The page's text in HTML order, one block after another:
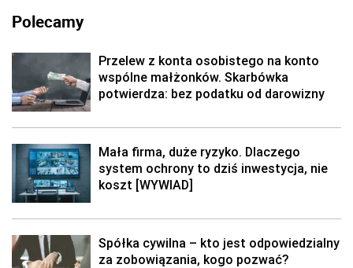
Polecamy
Przelew z konta osobistego na konto
wspólne małżonków. Skarbówka
potwierdza: bez podatku od darowizny
Mała firma, duże ryzyko. Dlaczego
system ochrony to dziś inwestycja, nie
koszt [WYWIAD]
Spółka cywilna – kto jest odpowiedzialny
za zobowiązania, kogo pozwać?